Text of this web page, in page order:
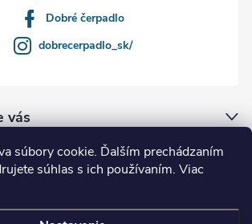
súbory cookie. Ďalším prechádzaním
súhlas s ich používaním. Viac
vás
Dobré čerpadlo
dobrecerpadlo_sk/